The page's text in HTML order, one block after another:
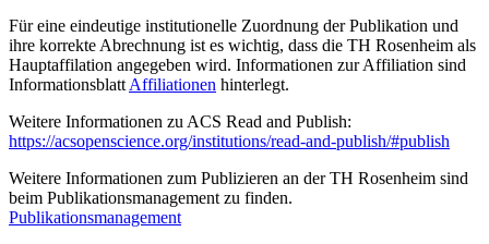
Für eine eindeutige institutionelle Zuordnung der Publikation und
ihre korrekte Abrechnung ist es wichtig, dass die TH Rosenheim als
Hauptaffilation angegeben wird. Informationen zur Affiliation sind
Informationsblatt Affiliationen hinterlegt.
Weitere Informationen zu ACS Read and Publish:
https://acsopenscience.org/institutions/read-and-publish/#publish
Weitere Informationen zum Publizieren an der TH Rosenheim sind
beim Publikationsmanagement zu finden.
Publikationsmanagement